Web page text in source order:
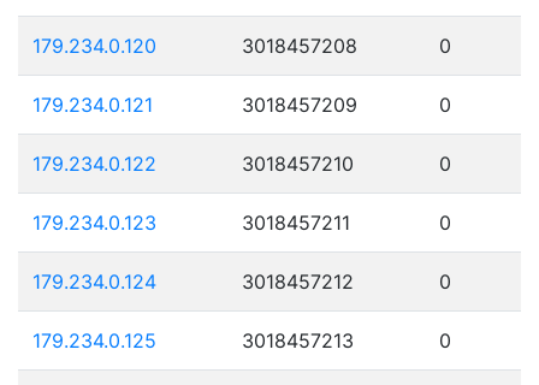
179.234.0.120 3018457208 0
179.234.0.121 3018457209 0
179.234.0.122 3018457210 0
179.234.0.123 3018457211 0
179.234.0.124 3018457212 0
179.234.0.125 3018457213 0